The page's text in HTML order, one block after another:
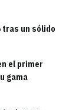
tras un sólido
el primer
gama